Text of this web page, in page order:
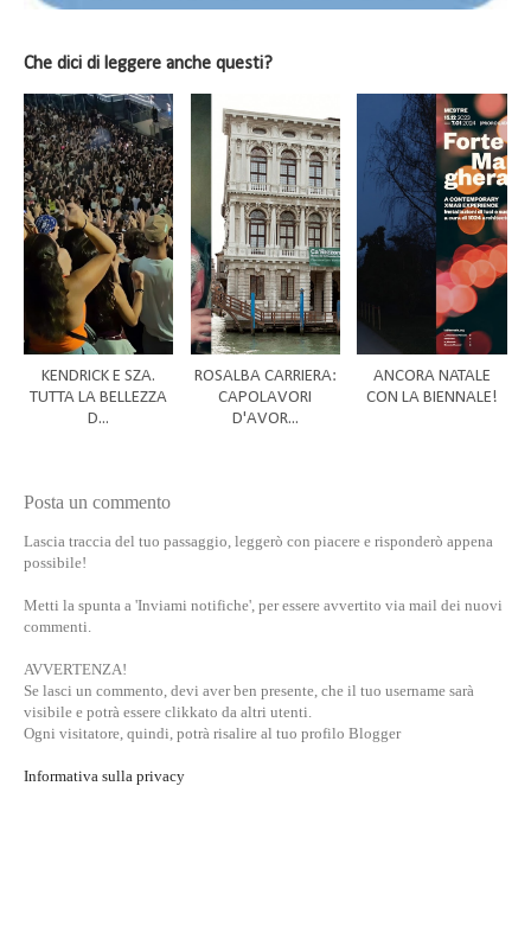
Che dici di leggere anche questi?
KENDRICK E SZA.
TUTTA LA BELLEZZA
D...
ROSALBA CARRIERA:
CAPOLAVORI
D'AVOR...
ANCORA NATALE
CON LA BIENNALE!
Posta un commento
Lascia traccia del tuo passaggio, leggerò con piacere e risponderò appena
possibile!
Metti la spunta a 'Inviami notifiche', per essere avvertito via mail dei nuovi
commenti.
AVVERTENZA!
Se lasci un commento, devi aver ben presente, che il tuo username sarà
visibile e potrà essere clikkato da altri utenti.
Ogni visitatore, quindi, potrà risalire al tuo profilo Blogger
Informativa sulla privacy